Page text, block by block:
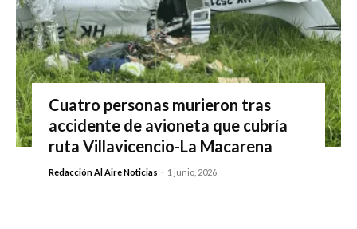
Cuatro personas murieron tras
accidente de avioneta que cubría
ruta Villavicencio-La Macarena
Redacción Al Aire Noticias - 1 junio, 2026